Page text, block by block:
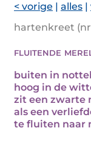
< vorige | alles |
hartenkreet (nr.
fluitende
buiten in
hoog in de
zit een zwarte
als een
te fluiten naar